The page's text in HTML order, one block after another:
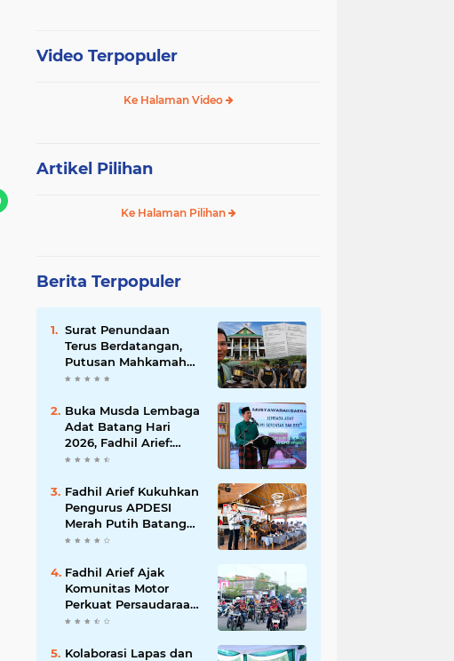
Video Terpopuler
Ke Halaman Video
Artikel Pilihan
Ke Halaman Pilihan
Berita Terpopuler
Surat Penundaan
Terus Berdatangan,
Putusan Mahkamah
Agung Sudah Final,
Belum Dilaksanakan?
Buka Musda Lembaga
Adat Batang Hari
2026, Fadhil Arief:
Adat Adalah Benteng
Muda
Fadhil Arief Kukuhkan
Pengurus APDESI
Merah Putih Batang
Hari, Iknak Nahkodai
Fadhil Arief Ajak
Komunitas Motor
Perkuat Persaudaraan
dan Budaya Tertib
Kolaborasi Lapas dan